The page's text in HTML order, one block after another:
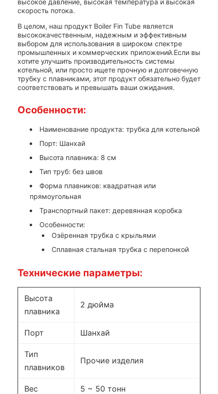
высокое давление, высокая температура и высокая
скорость потока.
В целом, наш продукт Boiler Fin Tube является
высококачественным, надежным и эффективным
выбором для использования в широком спектре
промышленных и коммерческих приложений.Если вы
хотите улучшить производительность системы
котельной, или просто ищете прочную и долговечную
трубку с плавниками, этот продукт обязательно будет
соответствовать и превышать ваши ожидания.
Особенности:
Наименование продукта: трубка для котельной
Порт: Шанхай
Высота плавника: 8 см
Тип труб: без швов
Форма плавников: квадратная или
прямоугольная
Транспортный пакет: деревянная коробка
Особенности:
Озёренная трубка с крыльями
Сплавная стальная трубка с перепонкой
Технические параметры:
Высота
плавника
2 дюйма
Порт Шанхай
Тип
плавников
Прочие изделия
Вес 5 ~ 50 тонн